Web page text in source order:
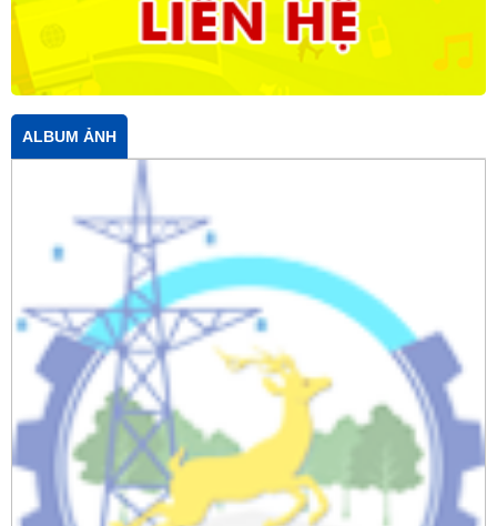
ALBUM ẢNH